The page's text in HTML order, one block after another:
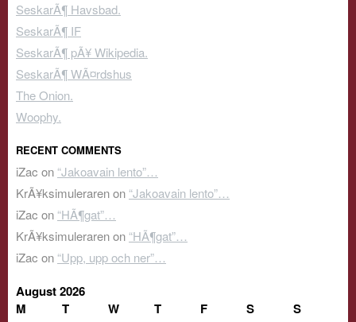
SeskarÃ¶ Havsbad.
SeskarÃ¶ IF
SeskarÃ¶ pÃ¥ Wikipedia.
SeskarÃ¶ WÃ¤rdshus
The Onion.
Woophy.
RECENT COMMENTS
iZac on “Jakoavain lento”…
KrÃ¥ksimulerarenon “Jakoavain lento”…
iZac on “HÃ¶gat”…
KrÃ¥ksimulerarenon “HÃ¶gat”…
iZac on “Upp, upp och ner”…
August 2026
M
T W T F S S